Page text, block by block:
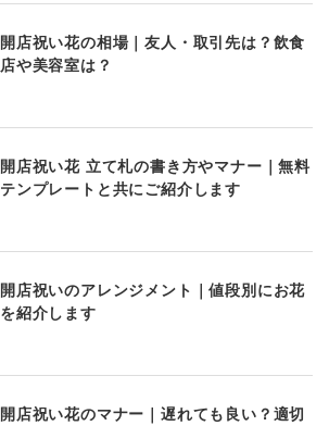
開店祝い花の相場｜友人・取引先は？飲食
店や美容室は？
開店祝い花 立て札の書き方やマナー｜無料
テンプレートと共にご紹介します
開店祝いのアレンジメント｜値段別にお花
を紹介します
開店祝い花のマナー｜遅れても良い？適切